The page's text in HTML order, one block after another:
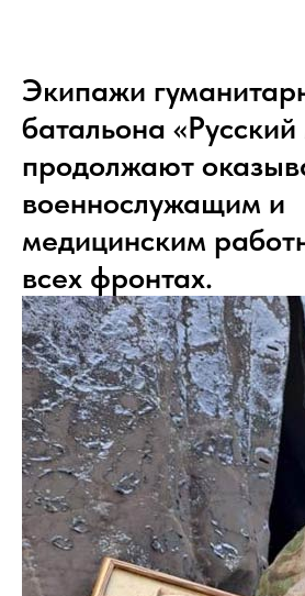
Экипажи
батальона
продолжают
военнослужащим и
медицинским
всех фронтах.